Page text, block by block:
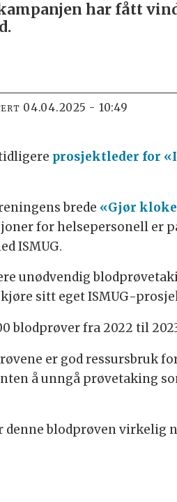
har fått
04.04.2025 - 10:49
prosjektleder for
brede «Gjør
for helsepersonell er
ISMUG.
unødvendig
sitt eget ISMUG-
blodprøver fra 2022 til
er god ressursbruk
å unngå prøvetaking
blodprøven virkelig